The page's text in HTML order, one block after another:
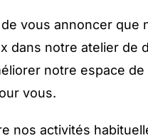
vous annoncer
dans notre atelier de
notre espace
vous.
nos activités